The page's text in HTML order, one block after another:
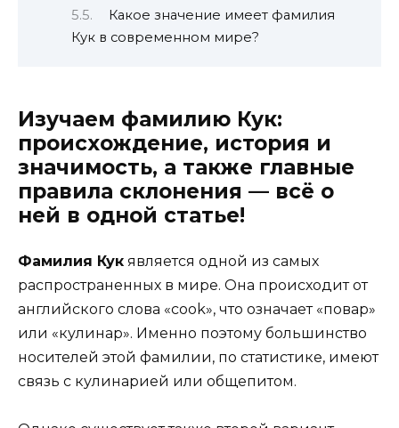
Какое значение имеет фамилия
Кук в современном мире?
Изучаем фамилию Кук:
происхождение, история и
значимость, а также главные
правила склонения — всё о
ней в одной статье!
Фамилия Кук является одной из самых
распространенных в мире. Она происходит от
английского слова «cook», что означает «повар»
или «кулинар». Именно поэтому большинство
носителей этой фамилии, по статистике, имеют
связь с кулинарией или общепитом.